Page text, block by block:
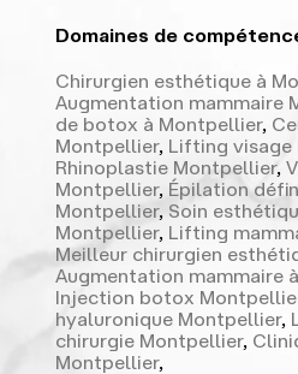
Domaines de
Chirurgien esthétique à
Augmentation mammaire
de botox à Montpellier,
Montpellier, Lifting visage
Rhinoplastie Montpellier,
Montpellier, Épilation
Montpellier, Soin
Montpellier, Lifting
Meilleur chirurgien
Augmentation mammaire
Injection botox
hyaluronique Montpellier,
chirurgie Montpellier,
Montpellier,